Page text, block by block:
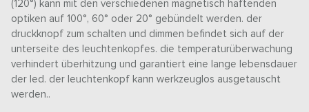
(120°) kann mit den verschiedenen magnetisch haftenden
optiken auf 100°, 60° oder 20° gebündelt werden. der
druckknopf zum schalten und dimmen befindet sich auf der
unterseite des leuchtenkopfes. die temperaturüberwachung
verhindert überhitzung und garantiert eine lange lebensdauer
der led. der leuchtenkopf kann werkzeuglos ausgetauscht
werden..